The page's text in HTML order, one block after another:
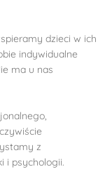
dzieci w ich
indywidualne
ma u nas
z
i psychologii.